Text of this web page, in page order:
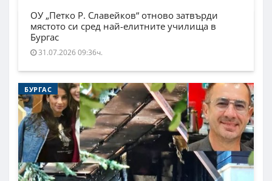
ОУ „Петко Р. Славейков“ отново затвърди
мястото си сред най-елитните училища в
Бургас
31.07.2026 09:36ч.
БУРГАС